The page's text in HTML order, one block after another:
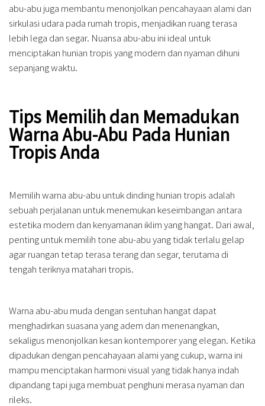
abu-abu juga membantu menonjolkan pencahayaan alami dan
sirkulasi udara pada rumah tropis, menjadikan ruang terasa
lebih lega dan segar. Nuansa abu-abu ini ideal untuk
menciptakan hunian tropis yang modern dan nyaman dihuni
sepanjang waktu.
Tips Memilih dan Memadukan
Warna Abu-Abu Pada Hunian
Tropis Anda
Memilih warna abu-abu untuk dinding hunian tropis adalah
sebuah perjalanan untuk menemukan keseimbangan antara
estetika modern dan kenyamanan iklim yang hangat. Dari awal,
penting untuk memilih tone abu-abu yang tidak terlalu gelap
agar ruangan tetap terasa terang dan segar, terutama di
tengah teriknya matahari tropis.
Warna abu-abu muda dengan sentuhan hangat dapat
menghadirkan suasana yang adem dan menenangkan,
sekaligus menonjolkan kesan kontemporer yang elegan. Ketika
dipadukan dengan pencahayaan alami yang cukup, warna ini
mampu menciptakan harmoni visual yang tidak hanya indah
dipandang tapi juga membuat penghuni merasa nyaman dan
rileks.